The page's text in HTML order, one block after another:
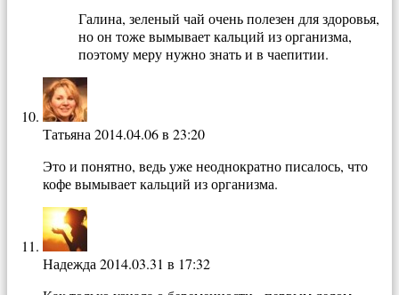
Галина, зеленый чай очень полезен для здоровья,
но он тоже вымывает кальций из организма,
поэтому меру нужно знать и в чаепитии.
Татьяна 2014.04.06 в 23:20
Это и понятно, ведь уже неоднократно писалось, что
кофе вымывает кальций из организма.
Надежда 2014.03.31 в 17:32